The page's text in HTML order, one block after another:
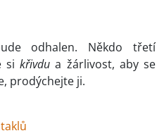
odhalen. Někdo třetí
si křivdu a žárlivost, aby se
prodýchejte ji.